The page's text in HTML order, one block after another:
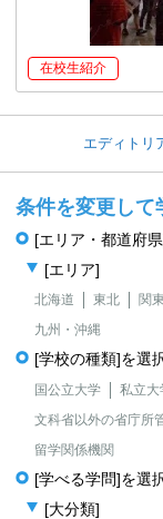
在校生紹介
エディトリ
条件を変更して
[エリア・都道府
[エリア]
北海道 東北 関
九州・沖縄
[学校の種類]を選
国公立大学 私立大
文科省以外の省庁所
留学関係機関
[学べる学問]を選
[大分類]